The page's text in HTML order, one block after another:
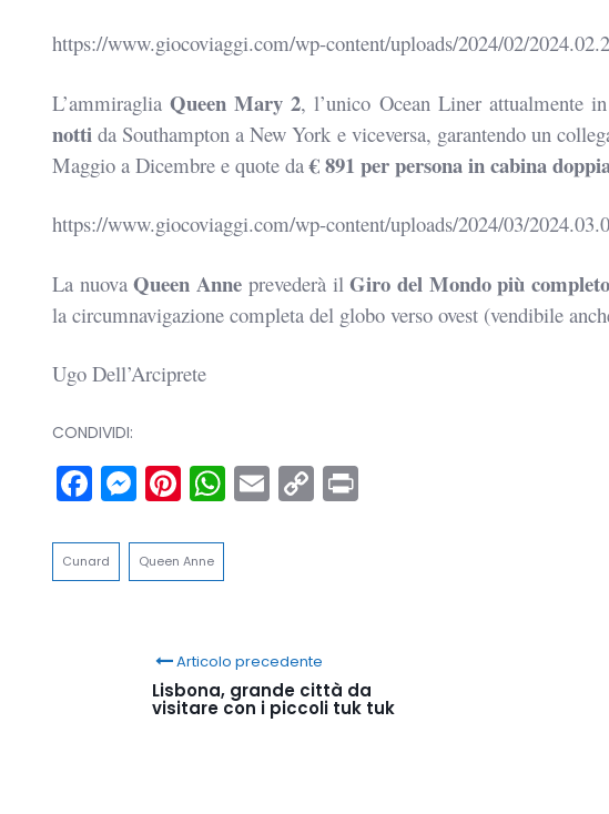
https://www.giocoviaggi.com/wp-content/uploads/2024/02/
L’ammiragliaQueen Mary 2, l’unico Ocean Liner attualmente in
notti da Southampton a New York e viceversa, garantendo un
Maggio a Dicembre e quote da€ 891 per persona in cabina
https://www.giocoviaggi.com/wp-content/uploads/2024/03/
La nuovaQueen Anne prevederà ilGiro del Mondo più
la circumnavigazione completa del globo verso ovest (vendibile
Ugo Dell’Arciprete
CONDIVIDI:
Facebook
Messenger
Pinterest
WhatsApp
Email
Copy
Link
Cunard Queen Anne
Articolo precedente
Lisbona, grande città da
visitare con i piccoli tuk tuk